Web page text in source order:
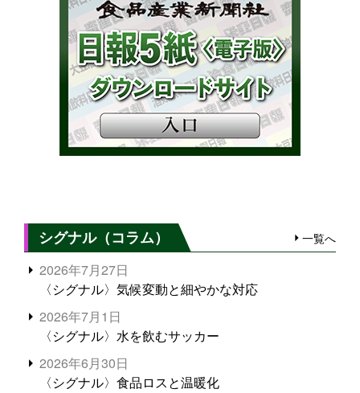
シグナル（コラム） 一覧へ
2026年7月27日
〈シグナル〉気候変動と細やかな対応
2026年7月1日
〈シグナル〉水を飲むサッカー
2026年6月30日
〈シグナル〉食品ロスと温暖化